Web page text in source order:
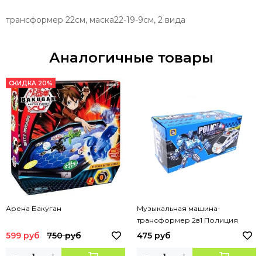
трансформер 22см, маска22-19-9см, 2 вида
Аналогичные товары
СКИДКА 20%
Арена Бакуган
599 руб 750 руб
Музыкальная машина-
трансформер 2в1 Полиция
475 руб